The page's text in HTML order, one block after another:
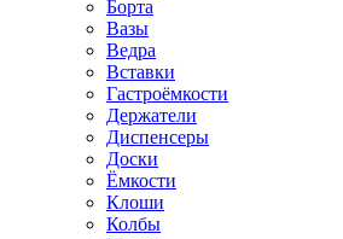
Борта
Вазы
Ведра
Вставки
Гастроёмкости
Держатели
Диспенсеры
Доски
Ёмкости
Клоши
Колбы